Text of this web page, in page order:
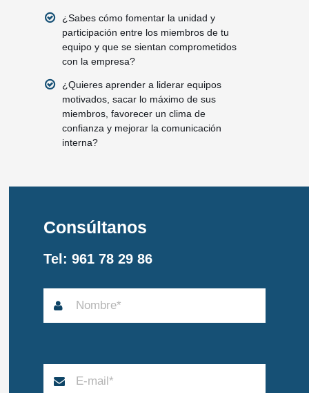
¿Sabes cómo fomentar la unidad y
participación entre los miembros de tu
equipo y que se sientan comprometidos
con la empresa?
¿Quieres aprender a liderar equipos
motivados, sacar lo máximo de sus
miembros, favorecer un clima de
confianza y mejorar la comunicación
interna?
Consúltanos
Tel: 961 78 29 86